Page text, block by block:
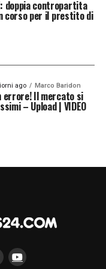
doppia contropartita
corso per il prestito di
ago Marco Baridon
errore! Il mercato si
– Upload | VIDEO